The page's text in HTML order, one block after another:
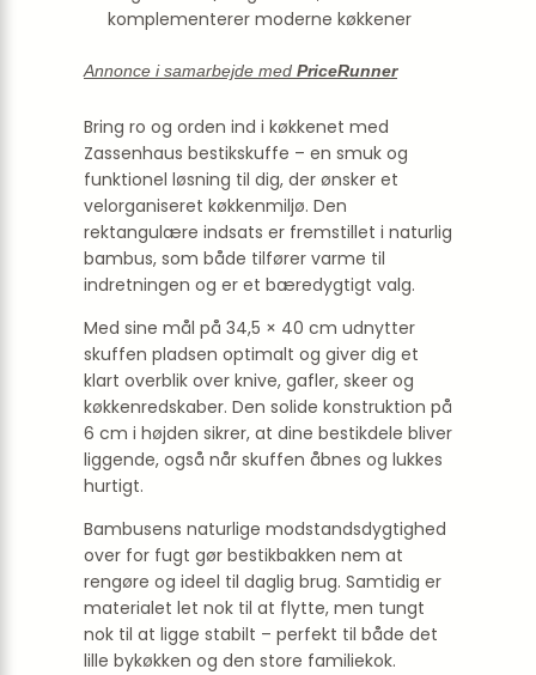
komplementerer moderne køkkener
Annonce i samarbejde med PriceRunner
Bring ro og orden ind i køkkenet med
Zassenhaus bestikskuffe – en smuk og
funktionel løsning til dig, der ønsker et
velorganiseret køkkenmiljø. Den
rektangulære indsats er fremstillet i naturlig
bambus, som både tilfører varme til
indretningen og er et bæredygtigt valg.
Med sine mål på 34,5 × 40 cm udnytter
skuffen pladsen optimalt og giver dig et
klart overblik over knive, gafler, skeer og
køkkenredskaber. Den solide konstruktion på
6 cm i højden sikrer, at dine bestikdele bliver
liggende, også når skuffen åbnes og lukkes
hurtigt.
Bambusens naturlige modstandsdygtighed
over for fugt gør bestikbakken nem at
rengøre og ideel til daglig brug. Samtidig er
materialet let nok til at flytte, men tungt
nok til at ligge stabilt – perfekt til både det
lille bykøkken og den store familiekok.